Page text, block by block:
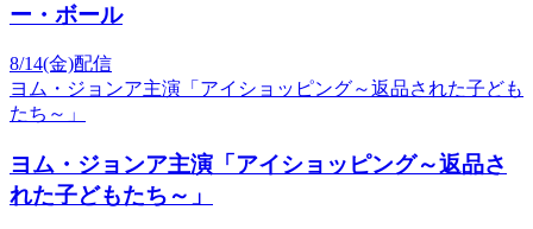
ー・ボール
8/14(金)配信
ヨム・ジョンア主演「アイショッピング～返品された子ども
たち～」
ヨム・ジョンア主演「アイショッピング～返品さ
れた子どもたち～」